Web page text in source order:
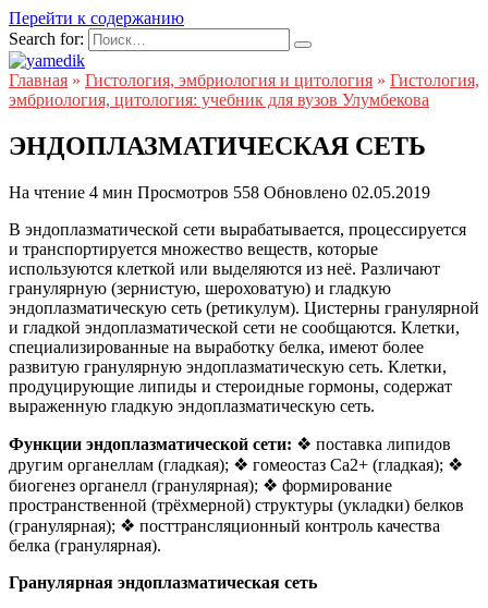
Перейти к содержанию
Search for:
Главная » Гистология, эмбриология и цитология » Гистология,
эмбриология, цитология: учебник для вузов Улумбекова
ЭНДОПЛАЗМАТИЧЕСКАЯ СЕТЬ
На чтение 4 мин Просмотров 558 Обновлено 02.05.2019
В эндоплазматической сети вырабатывается, процессируется
и транспортируется множество веществ, которые
используются клеткой или выделяются из неё. Различают
гранулярную (зернистую, шероховатую) и гладкую
эндоплазматическую сеть (ретикулум). Цистерны гранулярной
и гладкой эндоплазматической сети не сообщаются. Клетки,
специализированные на выработку белка, имеют более
развитую гранулярную эндоплазматическую сеть. Клетки,
продуцирующие липиды и стероидные гормоны, содержат
выраженную гладкую эндоплазматическую сеть.
Функции эндоплазматической сети: ❖ поставка липидов
другим органеллам (гладкая); ❖ гомеостаз Ca2+ (гладкая); ❖
биогенез органелл (гранулярная); ❖ формирование
пространственной (трёхмерной) структуры (укладки) белков
(гранулярная); ❖ посттрансляционный контроль качества
белка (гранулярная).
Гранулярная эндоплазматическая сеть